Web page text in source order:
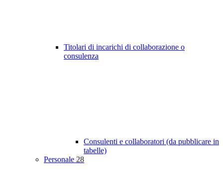
Titolari di incarichi di collaborazione o
consulenza
Consulenti e collaboratori (da pubblicare in
tabelle)
Personale 28